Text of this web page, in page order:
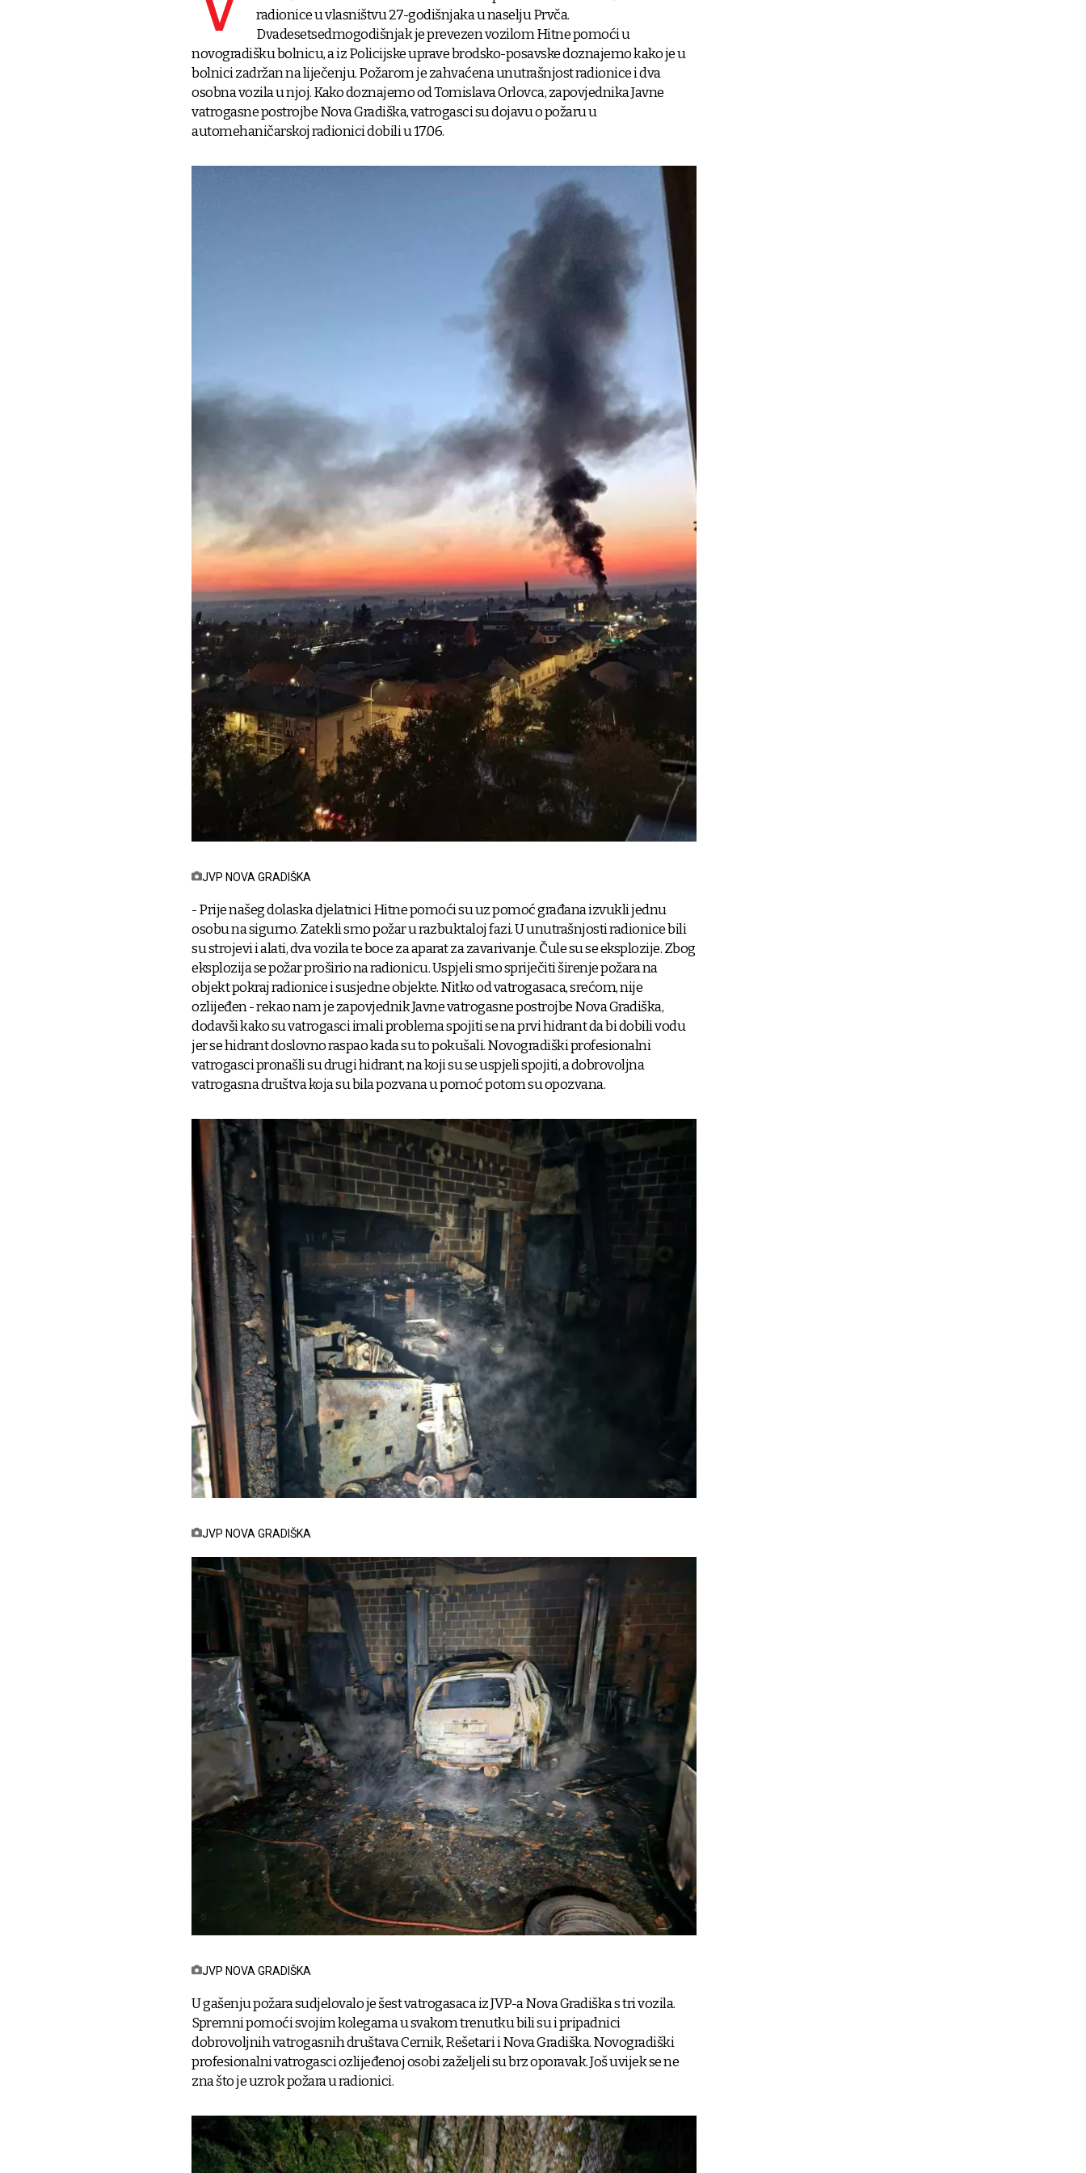
radionice u vlasništvu 27-godišnjaka u naselju Prvča.
Dvadesetsedmogodišnjak je prevezen vozilom Hitne pomoći u
novogradišku bolnicu, a iz Policijske uprave brodsko-posavske doznajemo kako je u
bolnici zadržan na liječenju. Požarom je zahvaćena unutrašnjost radionice i dva
osobna vozila u njoj. Kako doznajemo od Tomislava Orlovca, zapovjednika Javne
vatrogasne postrojbe Nova Gradiška, vatrogasci su dojavu o požaru u
automehaničarskoj radionici dobili u 17.06.
JVP NOVA GRADIŠKA
- Prije našeg dolaska djelatnici Hitne pomoći su uz pomoć građana izvukli jednu
osobu na sigurno. Zatekli smo požar u razbuktaloj fazi. U unutrašnjosti radionice bili
su strojevi i alati, dva vozila te boce za aparat za zavarivanje. Čule su se eksplozije. Zbog
eksplozija se požar proširio na radionicu. Uspjeli smo spriječiti širenje požara na
objekt pokraj radionice i susjedne objekte. Nitko od vatrogasaca, srećom, nije
ozlijeđen - rekao nam je zapovjednik Javne vatrogasne postrojbe Nova Gradiška,
dodavši kako su vatrogasci imali problema spojiti se na prvi hidrant da bi dobili vodu
jer se hidrant doslovno raspao kada su to pokušali. Novogradiški profesionalni
vatrogasci pronašli su drugi hidrant, na koji su se uspjeli spojiti, a dobrovoljna
vatrogasna društva koja su bila pozvana u pomoć potom su opozvana.
JVP NOVA GRADIŠKA
JVP NOVA GRADIŠKA
U gašenju požara sudjelovalo je šest vatrogasaca iz JVP-a Nova Gradiška s tri vozila.
Spremni pomoći svojim kolegama u svakom trenutku bili su i pripadnici
dobrovoljnih vatrogasnih društava Cernik, Rešetari i Nova Gradiška. Novogradiški
profesionalni vatrogasci ozlijeđenoj osobi zaželjeli su brz oporavak. Još uvijek se ne
zna što je uzrok požara u radionici.